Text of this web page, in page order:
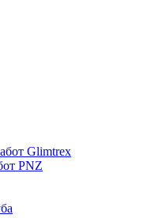
Glimtrex
PNZ